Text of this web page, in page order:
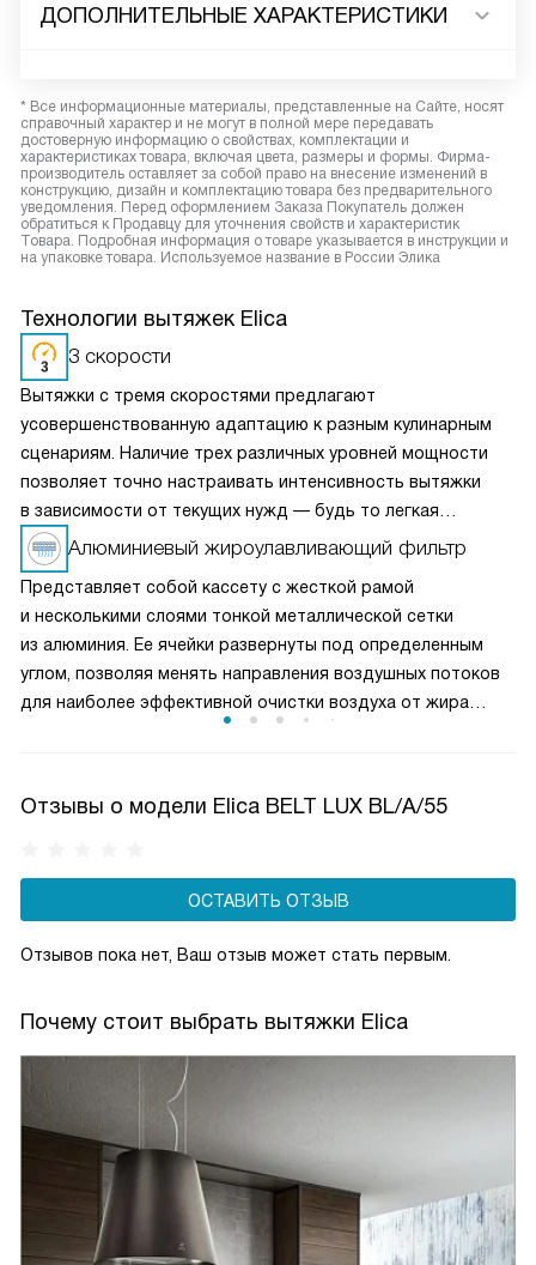
ДОПОЛНИТЕЛЬНЫЕ ХАРАКТЕРИСТИКИ
* Все информационные материалы, представленные на Сайте, носят
справочный характер и не могут в полной мере передавать
достоверную информацию о свойствах, комплектации и
характеристиках товара, включая цвета, размеры и формы. Фирма-
производитель оставляет за собой право на внесение изменений в
конструкцию, дизайн и комплектацию товара без предварительного
уведомления. Перед оформлением Заказа Покупатель должен
обратиться к Продавцу для уточнения свойств и характеристик
Товара. Подробная информация о товаре указывается в инструкции и
на упаковке товара. Используемое название в России Элика
Технологии вытяжек Elica
3 скорости
Вытяжки с тремя скоростями предлагают
усовершенствованную адаптацию к разным кулинарным
сценариям. Наличие трех различных уровней мощности
позволяет точно настраивать интенсивность вытяжки
в зависимости от текущих нужд — будь то легкая
вентиляция при медленном приготовлении или мощное
удаление пара и запахов при интенсивной жарке. Это
делает вытяжку универсальным решением для любых
кулинарных задач и сохраняет воздух на кухне свежим
и чистым.
Алюминиевый жироулавливающий фильтр
Представляет собой кассету с жесткой рамой
и несколькими слоями тонкой металлической сетки
из алюминия. Ее ячейки развернуты под определенным
углом, позволяя менять направления воздушных потоков
для наиболее эффективной очистки воздуха от жира
Отзывы о модели Elica BELT LUX BL/A/55
ОСТАВИТЬ ОТЗЫВ
Отзывов пока нет, Ваш отзыв может стать первым.
Почему стоит выбрать вытяжки Elica